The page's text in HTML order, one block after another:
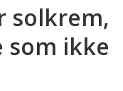
solkrem,
som ikke